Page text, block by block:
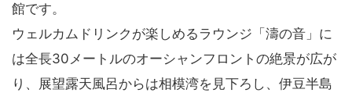
館です。
ウェルカムドリンクが楽しめるラウンジ「濤の音」に
は全長30メートルのオーシャンフロントの絶景が広が
り、展望露天風呂からは相模湾を見下ろし、伊豆半島